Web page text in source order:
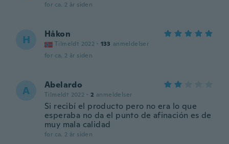
for ca. 2 år siden
H Håkon
Tilmeldt 2022 · 133 anmeldelser
for ca. 2 år siden
A Abelardo
Tilmeldt 2022 · 2 anmeldelser
Si recibí el producto pero no era lo que
esperaba no da el punto de afinación es de
muy mala calidad
for ca. 2 år siden